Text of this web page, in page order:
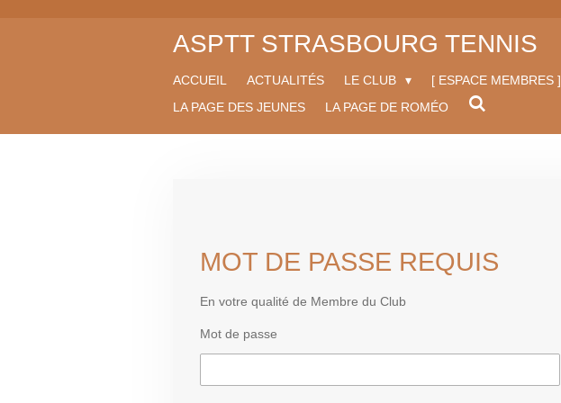
ASPTT STRASBOURG TENNIS
ACCUEIL ACTUALITÉS LE CLUB [ ESPACE MEMBRES ]
LA PAGE DES JEUNES
LA PAGE DE ROMÉO
MOT DE PASSE REQUIS
En votre qualité de Membre du Club
Mot de passe